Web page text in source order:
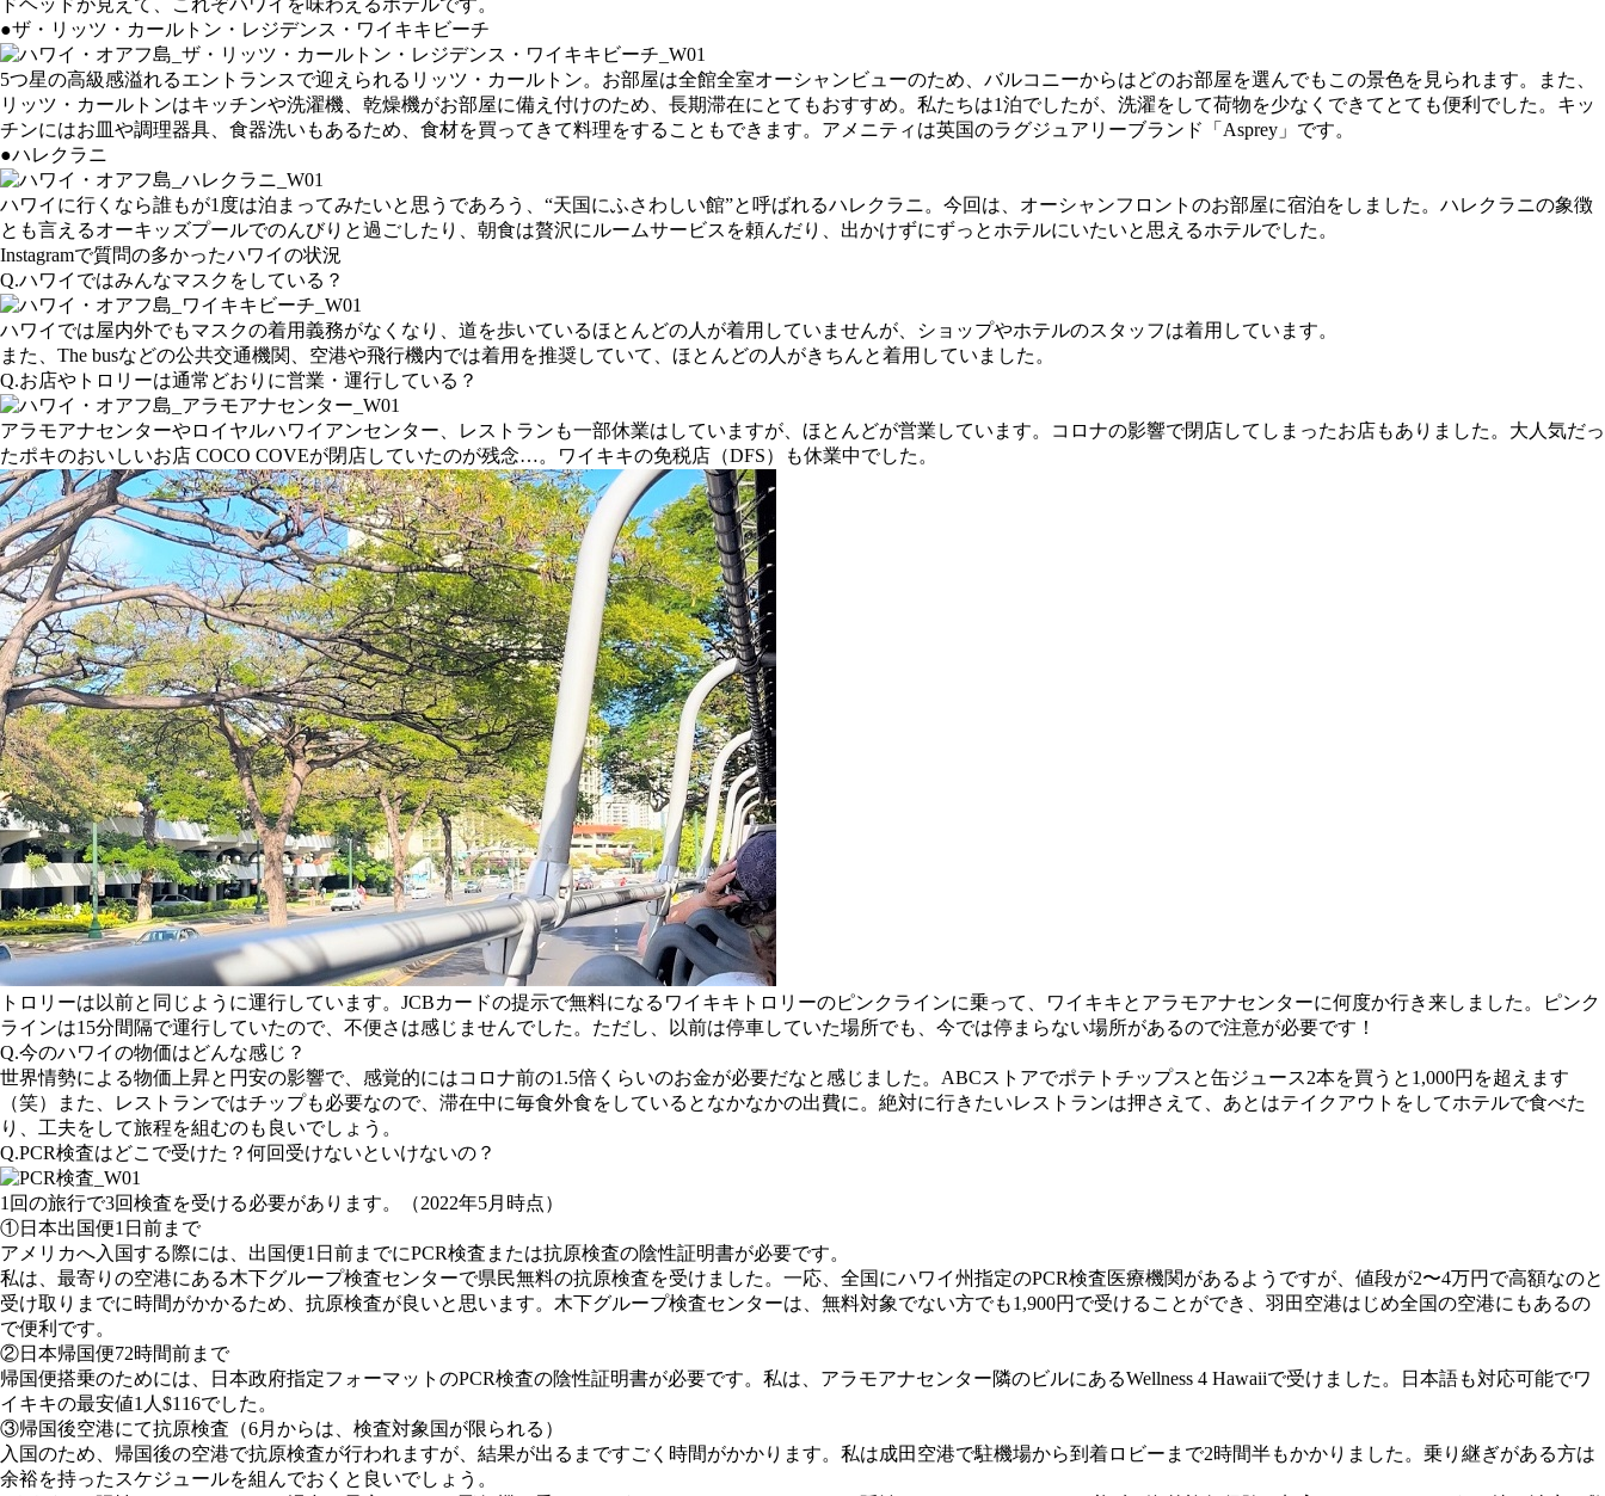
ドヘッドが見えて、これぞハワイを味わえるホテルです。
●ザ・リッツ・カールトン・レジデンス・ワイキキビーチ
5つ星の高級感溢れるエントランスで迎えられるリッツ・カールトン。お部屋は全館全室オーシャンビューのため、バルコニーからはどのお部屋を選んでもこの景色を見られます。また、
リッツ・カールトンはキッチンや洗濯機、乾燥機がお部屋に備え付けのため、長期滞在にとてもおすすめ。私たちは1泊でしたが、洗濯をして荷物を少なくできてとても便利でした。キッ
チンにはお皿や調理器具、食器洗いもあるため、食材を買ってきて料理をすることもできます。アメニティは英国のラグジュアリーブランド「Asprey」です。
●ハレクラニ
ハワイに行くなら誰もが1度は泊まってみたいと思うであろう、“天国にふさわしい館”と呼ばれるハレクラニ。今回は、オーシャンフロントのお部屋に宿泊をしました。ハレクラニの象徴
とも言えるオーキッズプールでのんびりと過ごしたり、朝食は贅沢にルームサービスを頼んだり、出かけずにずっとホテルにいたいと思えるホテルでした。
Instagramで質問の多かったハワイの状況
Q.ハワイではみんなマスクをしている？
ハワイでは屋内外でもマスクの着用義務がなくなり、道を歩いているほとんどの人が着用していませんが、ショップやホテルのスタッフは着用しています。
また、The busなどの公共交通機関、空港や飛行機内では着用を推奨していて、ほとんどの人がきちんと着用していました。
Q.お店やトロリーは通常どおりに営業・運行している？
アラモアナセンターやロイヤルハワイアンセンター、レストランも一部休業はしていますが、ほとんどが営業しています。コロナの影響で閉店してしまったお店もありました。大人気だっ
たポキのおいしいお店 COCO COVEが閉店していたのが残念…。ワイキキの免税店（DFS）も休業中でした。
トロリーは以前と同じように運行しています。JCBカードの提示で無料になるワイキキトロリーのピンクラインに乗って、ワイキキとアラモアナセンターに何度か行き来しました。ピンク
ラインは15分間隔で運行していたので、不便さは感じませんでした。ただし、以前は停車していた場所でも、今では停まらない場所があるので注意が必要です！
Q.今のハワイの物価はどんな感じ？
世界情勢による物価上昇と円安の影響で、感覚的にはコロナ前の1.5倍くらいのお金が必要だなと感じました。ABCストアでポテトチップスと缶ジュース2本を買うと1,000円を超えます
（笑）また、レストランではチップも必要なので、滞在中に毎食外食をしているとなかなかの出費に。絶対に行きたいレストランは押さえて、あとはテイクアウトをしてホテルで食べた
り、工夫をして旅程を組むのも良いでしょう。
Q.PCR検査はどこで受けた？何回受けないといけないの？
1回の旅行で3回検査を受ける必要があります。（2022年5月時点）
①日本出国便1日前まで
アメリカへ入国する際には、出国便1日前までにPCR検査または抗原検査の陰性証明書が必要です。
私は、最寄りの空港にある木下グループ検査センターで県民無料の抗原検査を受けました。一応、全国にハワイ州指定のPCR検査医療機関があるようですが、値段が2〜4万円で高額なのと
受け取りまでに時間がかかるため、抗原検査が良いと思います。木下グループ検査センターは、無料対象でない方でも1,900円で受けることができ、羽田空港はじめ全国の空港にもあるの
で便利です。
②日本帰国便72時間前まで
帰国便搭乗のためには、日本政府指定フォーマットのPCR検査の陰性証明書が必要です。私は、アラモアナセンター隣のビルにあるWellness 4 Hawaiiで受けました。日本語も対応可能でワ
イキキの最安値1人$116でした。
③帰国後空港にて抗原検査（6月からは、検査対象国が限られる）
入国のため、帰国後の空港で抗原検査が行われますが、結果が出るまですごく時間がかかります。私は成田空港で駐機場から到着ロビーまで2時間半もかかりました。乗り継ぎがある方は
余裕を持ったスケジュールを組んでおくと良いでしょう。